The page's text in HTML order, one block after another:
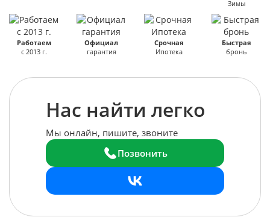
Зимы
Работаем
с 2013 г.
Официал
гарантия
Срочная
Ипотека
Быстрая
бронь
Нас найти легко
Мы онлайн, пишите, звоните
Позвонить